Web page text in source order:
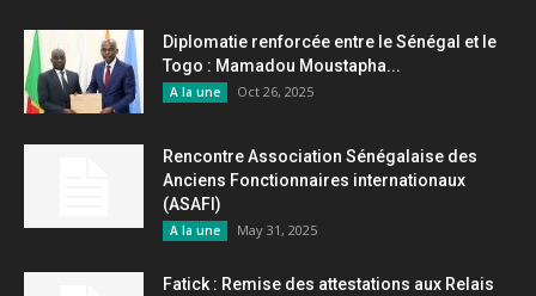
Diplomatie renforcée entre le Sénégal et le
Togo : Mamadou Moustapha...
A la une Oct 26, 2025
Rencontre Association Sénégalaise des
Anciens Fonctionnaires internationaux
(ASAFI)
A la une May 31, 2025
Fatick : Remise des attestations aux Relais